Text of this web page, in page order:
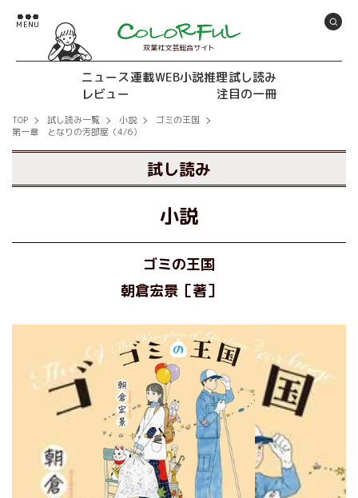
双葉社文芸総合サイト
ニュース連載WEB小説推理試し読み
レビュー
注目の一冊
TOP 試し読み一覧 小説
ゴミの王国
第一章 となりの汚部屋（4/6）
試し読み
小説
ゴミの王国
朝倉宏景［著］